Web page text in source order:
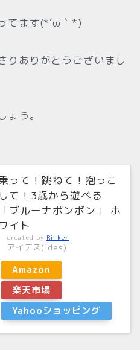
てます(*´ω｀*)
りありがとうございまし
う。
って！跳ねて！抱っこ
して！3歳から遊べる
「ブルーナボンボン」 ホ
ワイト
created by Rinker
アイデス(Ides)
Amazon
楽天市場
Yahooショッピング